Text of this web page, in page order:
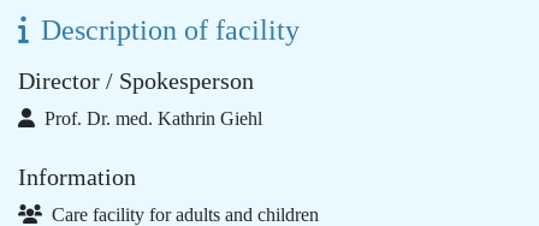
Description of facility
Director / Spokesperson
Prof. Dr. med. Kathrin Giehl
Information
Care facility for adults and children